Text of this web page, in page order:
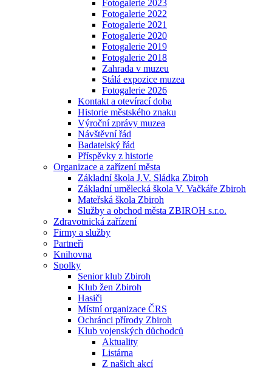
Fotogalerie 2023
Fotogalerie 2022
Fotogalerie 2021
Fotogalerie 2020
Fotogalerie 2019
Fotogalerie 2018
Zahrada v muzeu
Stálá expozice muzea
Fotogalerie 2026
Kontakt a otevírací doba
Historie městského znaku
Výroční zprávy muzea
Návštěvní řád
Badatelský řád
Příspěvky z historie
Organizace a zařízení města
Základní škola J.V. Sládka Zbiroh
Základní umělecká škola V. Vačkáře Zbiroh
Mateřská škola Zbiroh
Služby a obchod města ZBIROH s.r.o.
Zdravotnická zařízení
Firmy a služby
Partneři
Knihovna
Spolky
Senior klub Zbiroh
Klub žen Zbiroh
Hasiči
Místní organizace ČRS
Ochránci přírody Zbiroh
Klub vojenských důchodců
Aktuality
Listárna
Z našich akcí